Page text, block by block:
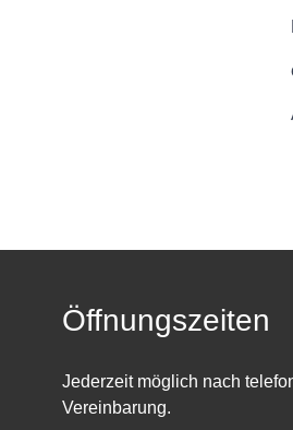
Öffnungszeiten
Jederzeit möglich nach
Vereinbarung.